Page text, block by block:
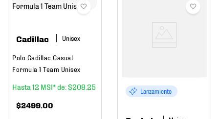
Cadillac
Polo Cadillac Casual
Formula 1 Team Unisex
12 $208 25
$2499.00
Lanzamiento